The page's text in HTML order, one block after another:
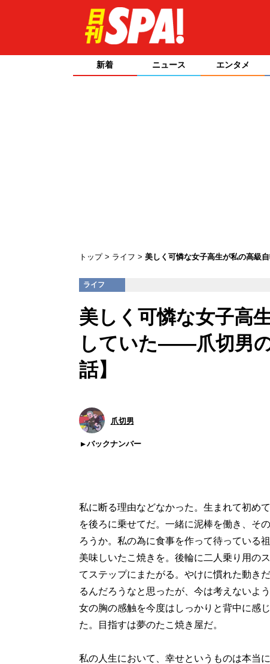
新着 ニュース エンタメ
トップ ライフ
美しく可憐な女子高生が私の高級
ライフ
美しく可憐な女子高
していた――爪切男
話】
爪切男
バックナンバー
私に断る理由などなかった。生まれて初め
を後ろに乗せてだ。一緒に泥棒を働き、そ
ろうか。私の為に食事を作って待っている
美味しいたこ焼きを。後輪に二人乗り用の
てステップにまたがる。やけに慣れた動き
るんだろうなと思ったが、今は考えないよ
女の胸の感触を今度はしっかりと背中に感
た。目指すは夢のたこ焼き屋だ。
私の人生において、幸せというものは本当に